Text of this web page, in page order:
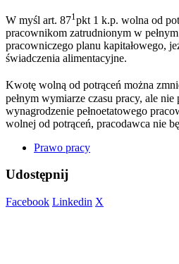
W myśl art. 871 pkt 1 k.p. wolna od
pracownikom zatrudnionym w
pracowniczego planu kapitałowego,
świadczenia alimentacyjne.
Kwotę wolną od potrąceń można
pełnym wymiarze czasu pracy, ale
wynagrodzenie pełnoetatowego
wolnej od potrąceń, pracodawca nie
Prawo pracy
Udostępnij
Facebook Linkedin X